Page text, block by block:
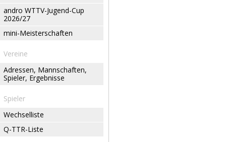
andro WTTV-Jugend-Cup
2026/27
mini-Meisterschaften
Vereine
Adressen, Mannschaften,
Spieler, Ergebnisse
Spieler
Wechselliste
Q-TTR-Liste